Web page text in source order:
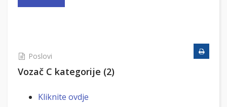
Poslovi
Vozač C kategorije (2)
Kliknite ovdje